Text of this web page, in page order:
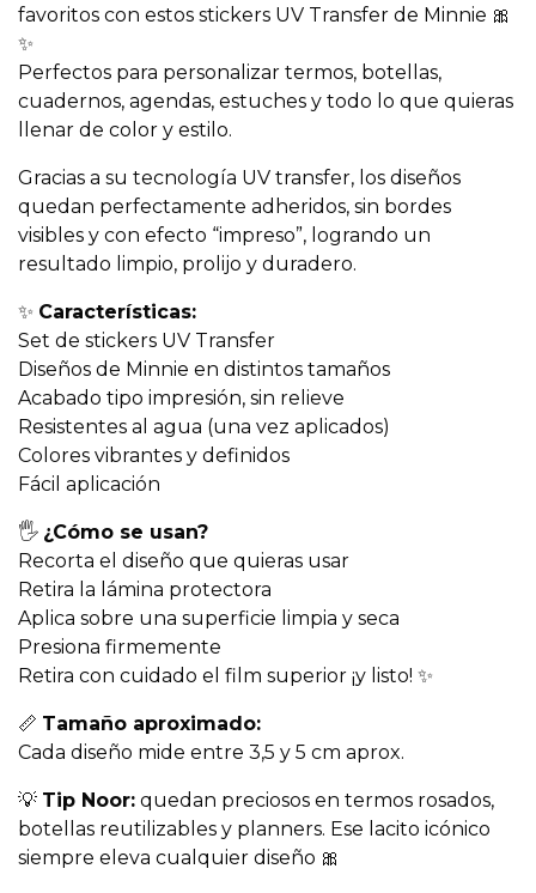
favoritos con estos stickers UV Transfer de Minnie 🎀
✨
Perfectos para personalizar termos, botellas,
cuadernos, agendas, estuches y todo lo que quieras
llenar de color y estilo.
Gracias a su tecnología UV transfer, los diseños
quedan perfectamente adheridos, sin bordes
visibles y con efecto “impreso”, logrando un
resultado limpio, prolijo y duradero.
✨ Características:
Set de stickers UV Transfer
Diseños de Minnie en distintos tamaños
Acabado tipo impresión, sin relieve
Resistentes al agua (una vez aplicados)
Colores vibrantes y definidos
Fácil aplicación
🖐️ ¿Cómo se usan?
Recorta el diseño que quieras usar
Retira la lámina protectora
Aplica sobre una superficie limpia y seca
Presiona firmemente
Retira con cuidado el film superior ¡y listo! ✨
📏 Tamaño aproximado:
Cada diseño mide entre 3,5 y 5 cm aprox.
💡 Tip Noor: quedan preciosos en termos rosados,
botellas reutilizables y planners. Ese lacito icónico
siempre eleva cualquier diseño 🎀